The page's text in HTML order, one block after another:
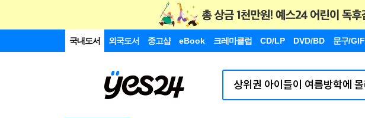
국내도서 외국도서 중고샵 eBook 크레마클럽 CD/LP DVD/BD 문구/